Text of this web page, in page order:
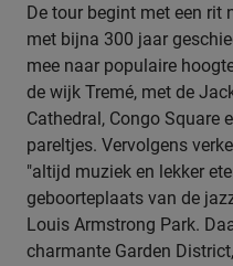
De tour begint met een rit
met bijna 300 jaar
mee naar populaire
de wijk Tremé, met de
Cathedral, Congo Square
pareltjes. Vervolgens
"altijd muziek en lekker
geboorteplaats van de
Louis Armstrong Park.
charmante Garden